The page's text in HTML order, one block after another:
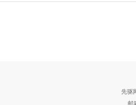
先驱
邮